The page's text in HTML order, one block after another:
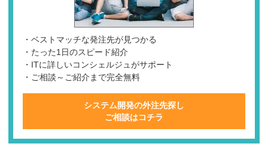
・ベストマッチな発注先が見つかる
・たった1日のスピード紹介
・ITに詳しいコンシェルジュがサポート
・ご相談～ご紹介まで完全無料
システム開発の外注先探し
ご相談はコチラ